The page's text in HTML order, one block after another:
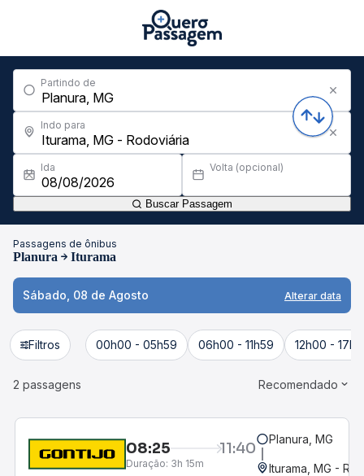
Partindo de
Indo para
Ida Volta (opcional)
Buscar Passagem
Passagens de ônibus
Planura Iturama
Sábado, 08 de Agosto Alterar data
Filtros 00h00 - 05h59 06h00 - 11h59 12h00 -
2 passagens Recomendado
08:25 11:40
Duração: 3h 15m
Planura, MG
Iturama, MG -